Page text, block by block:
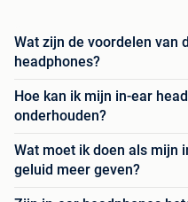
Wat zijn de voordelen van
headphones?
Hoe kan ik mijn in-ear
onderhouden?
Wat moet ik doen als mijn
geluid meer geven?